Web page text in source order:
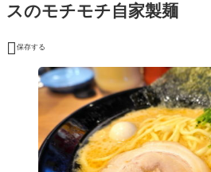
スのモチモチ自家製麺
 保存する